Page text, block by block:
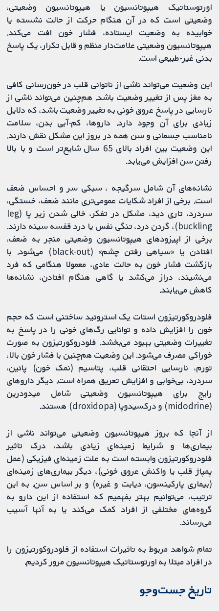
اورتوستاتیک هیپوتانسیون یا هیپوتانسیون وضعیتی،
وضعیتی است که در آن هنگام حرکت از حالت نشسته یا
خوابیده به وضعیت ایستاده، فشار خون افت می‌کند.
هیپوتانسیون وضعیتی علامت‌دار منظم و قابل تکرار، یک پاسخ
بدنی غیر-طبیعی است.
این وضعیت می‌تواند ناشی از ناتوانی قلب در خون‌رسانی کافی
به مغز پس از تغییر وضعیت باشد. هم‌چنین می‌تواند ناشی از
نارسایی در پاسخ عروق خونی به تغییر وضعیت باشد، که دلایل
زیادی برای آن وجود دارد. داروها، کم-آبی بدن، سلامت
نامناسب جسمانی و سن همه در بروز این مشکل نقش دارند.
این وضعیت بین افراد بالای 65 سال شایع‌تر است و با بالا
رفتن سن افزایش می‌یابد.
نشانه‌های آن شامل سرگیجه ، سبکی سر و احساس ضعف
است. برخی از افراد شکایات عمومی‌تری مانند ضعف، خستگی،
سردرد، تاری دید، مشکل در تفکر، خالی شدن زیر پا (leg
buckling)، گردن درد، تنگی نفس یا درد قفسه سینه دارند.
برخی از اپیزودهای هیپوتانسیون وضعیتی منجر به ضعف،
افتادن یا «سیاهی رفتن چشم» (black-out) می‌شود. با
بازگشت فشار خون به حالت عادی، معمولا هنگامی که فرد
می‌نشیند، دراز می‌کشد یا گاهی هنگام افتادن، نشانه‌ها
کاهش می‌یابند.
فلودروکورتیزون استات یک استروئید ساختنی است که حجم
خون را افزایش داده و توانایی رگ‌های خونی را در پاسخ به
تغییرات وضعیتی بهبود می‌بخشد. فلودروکورتیزون به صورت
خوراکی مصرف می‌شود. این وضعیت هم‌چنین با فشار خون بالا،
تورم، نارسایی احتقانی قلب، پتاسیم (نمک خون) پائین،
سردرد، بی‌خوابی و افزایش تعریق همراه است. دیگر داروهای
رایج برای هیپوتانسیون وضعیتی شامل میدودرین
(midodrine) و درکسیدوپا (droxidopa) هستند.
از آنجا که بروز هیپوتانسیون وضعیتی می‌تواند ناشی از
بیماری‌ها و شرایط زمینه‌ای زیادی باشد، درک تاثیر
فلودروکورتیزون وابسته است به علت زمینه‌ای فیزیکی (عمل
پمپاژ قلب یا واکنش عروق خونی)، دیگر بیماری‌های زمینه‌ای
(بیماری پارکینسون، دیابت و غیره) و بر اساس سن. به این
ترتیب، می‌توانیم بهتر بفهمیم که استفاده از این دارو به
گروه‌های مختلفی از افراد کمک می‌کند یا به آنها آسیب
می‌رساند.
تمام شواهد مربوط به تاثیرات استفاده از فلودروکورتیزون را
در افراد مبتلا به اورتوستاتیک هیپوتانسیون مرور کردیم.
تاریخ جست‌وجو